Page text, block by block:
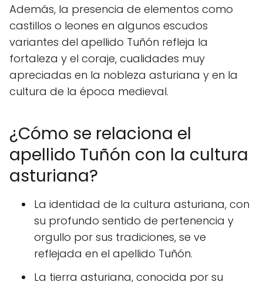
Además, la presencia de elementos como
castillos o leones en algunos escudos
variantes del apellido Tuñón refleja la
fortaleza y el coraje, cualidades muy
apreciadas en la nobleza asturiana y en la
cultura de la época medieval.
¿Cómo se relaciona el
apellido Tuñón con la cultura
asturiana?
La identidad de la cultura asturiana, con
su profundo sentido de pertenencia y
orgullo por sus tradiciones, se ve
reflejada en el apellido Tuñón.
La tierra asturiana, conocida por su